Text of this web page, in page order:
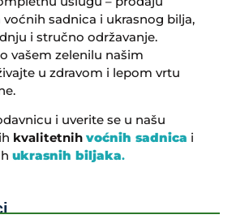
sadnica i ukrasnog bilja,
i stručno održavanje.
vašem zelenilu našim
u zdravom i lepom vrtu
i uverite se u našu
kvalitetnih voćnih sadnica i
ukrasnih biljaka.